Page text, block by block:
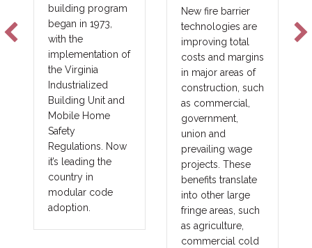
building program
began in 1973,
with the
implementation of
the Virginia
Industrialized
Building Unit and
Mobile Home
Safety
Regulations. Now
it’s leading the
country in
modular code
adoption.
New fire barrier
technologies are
improving total
costs and margins
in major areas of
construction, such
as commercial,
government,
union and
prevailing wage
projects. These
benefits translate
into other large
fringe areas, such
as agriculture,
commercial cold